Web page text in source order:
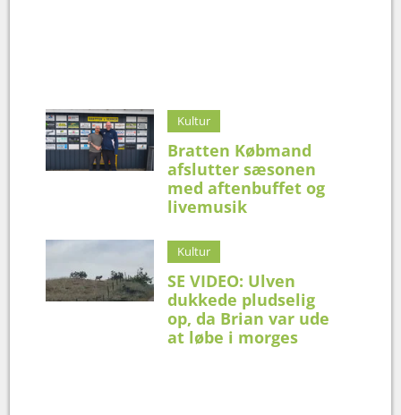
Kultur
Bratten Købmand
afslutter sæsonen
med aftenbuffet og
livemusik
Kultur
SE VIDEO: Ulven
dukkede pludselig
op, da Brian var ude
at løbe i morges